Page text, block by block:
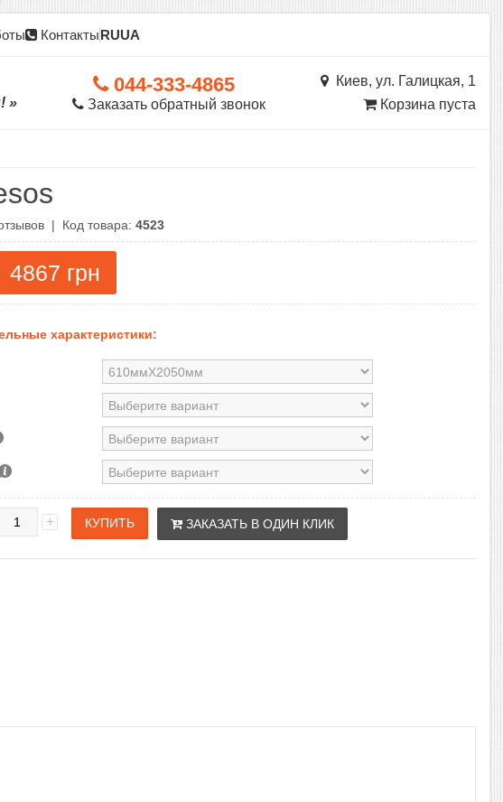
КонтактыRUUA
»
044-333-4865
Заказать обратный звонок
Киев, ул. Галицкая, 1
Корзина пуста
| Код товара:4523
4867 грн
характеристики:
ЗАКАЗАТЬ В ОДИН КЛИК